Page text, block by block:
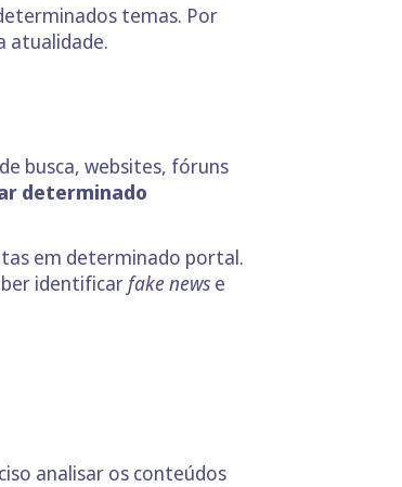
temas. Por
atualidade.
busca, websites, fóruns
determinado
em determinado portal.
identificarfake news e
analisar os conteúdos